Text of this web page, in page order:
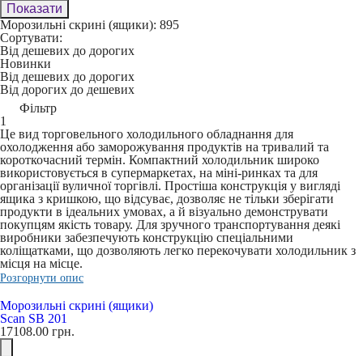
Показати
Морозильні скрині (ящики): 895
Сортувати:
Від дешевих до дорогих
Новинки
Від дешевих до дорогих
Від дорогих до дешевих
Фільтр
1
Це вид торговельного холодильного обладнання для
охолодження або заморожування продуктів на тривалий та
короткочасний термін. Компактний холодильник широко
використовується в супермаркетах, на міні-ринках та для
організації вуличної торгівлі. Простіша конструкція у вигляді
ящика з кришкою, що відсуває, дозволяє не тільки зберігати
продукти в ідеальних умовах, а й візуально демонструвати
покупцям якість товару. Для зручного транспортування деякі
виробники забезпечують конструкцію спеціальними
коліщатками, що дозволяють легко перекочувати холодильник з
місця на місце.
Розгорнути опис
Морозильні скрині (ящики)
Scan SB 201
17108.00 грн.